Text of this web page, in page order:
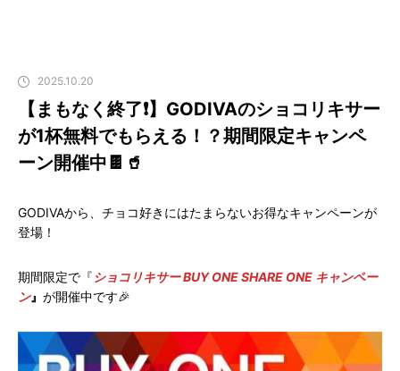
2025.10.20
【まもなく終了❗️】GODIVAのショコリキサー
が1杯無料でもらえる！？期間限定キャンペ
ーン開催中🍫🥤
GODIVAから、チョコ好きにはたまらないお得なキャンペーンが
登場！
期間限定で『 ショコリキサー BUY ONE SHARE ONE キャンペー
ン』 が開催中です🎉